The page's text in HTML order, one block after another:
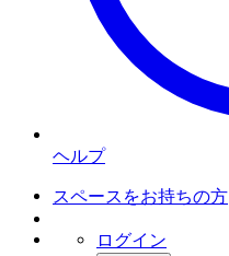
ヘルプ
スペースをお持ちの方
ログイン